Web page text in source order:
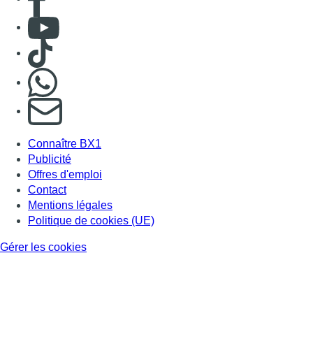
Consulter Youtube
Consulter TikTok
S'abonner à notre newsletter
Connaître BX1
Publicité
Offres d'emploi
Contact
Mentions légales
Politique de cookies (UE)
Gérer les cookies